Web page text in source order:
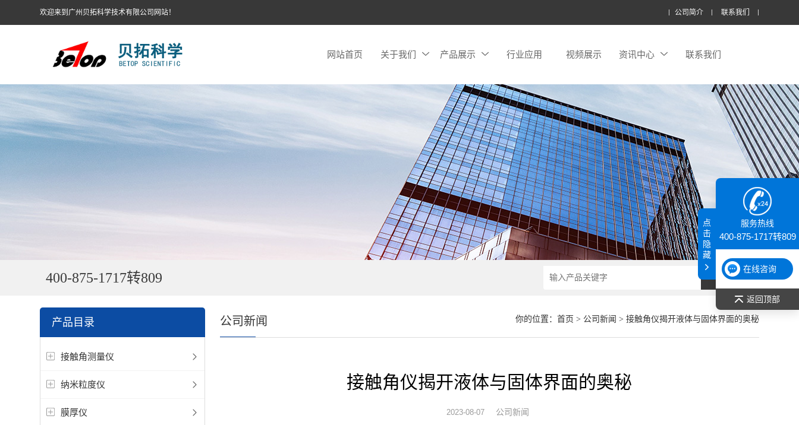
欢迎来到广州贝拓科学技术有限公司网站！ 公司简介 联系我们
网站首页 关于我们 产品展示 行业应用 视频展示 资讯中心 联系我们
400-875-1717转809
产品目录
接触角测量仪
纳米粒度仪
膜厚仪
你的位置： 首页 > 公司新闻 > 接触角仪揭开液体与固体界面的奥秘
公司新闻
接触角仪揭开液体与固体界面的奥秘
2023-08-07 公司新闻
服务热线
400-875-1717转809
在线咨询
返回顶部
点
击
隐
藏